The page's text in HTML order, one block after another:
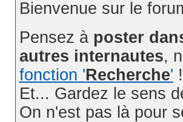
Bienvenue sur le
Pensez à poster
autres internautes,
fonction 'Recherche' !
Et... Gardez le sens
On n'est pas là pour